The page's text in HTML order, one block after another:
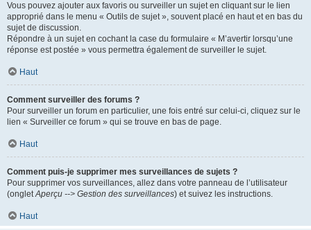
Vous pouvez ajouter aux favoris ou surveiller un sujet en cliquant sur le lien
approprié dans le menu « Outils de sujet », souvent placé en haut et en bas du
sujet de discussion.
Répondre à un sujet en cochant la case du formulaire « M’avertir lorsqu’une
réponse est postée » vous permettra également de surveiller le sujet.
Haut
Comment surveiller des forums ?
Pour surveiller un forum en particulier, une fois entré sur celui-ci, cliquez sur le
lien « Surveiller ce forum » qui se trouve en bas de page.
Haut
Comment puis-je supprimer mes surveillances de sujets ?
Pour supprimer vos surveillances, allez dans votre panneau de l’utilisateur
(ongletAperçu --> Gestion des surveillances) et suivez les instructions.
Haut